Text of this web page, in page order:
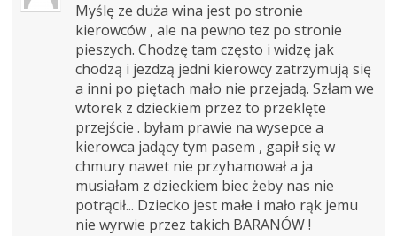
Myślę ze duża wina jest po stronie
kierowców , ale na pewno tez po stronie
pieszych. Chodzę tam często i widzę jak
chodzą i jezdzą jedni kierowcy zatrzymują się
a inni po piętach mało nie przejadą. Szłam we
wtorek z dzieckiem przez to przeklęte
przejście . byłam prawie na wysepce a
kierowca jadący tym pasem , gapił się w
chmury nawet nie przyhamował a ja
musiałam z dzieckiem biec żeby nas nie
potrącił... Dziecko jest małe i mało rąk jemu
nie wyrwie przez takich BARANÓW !